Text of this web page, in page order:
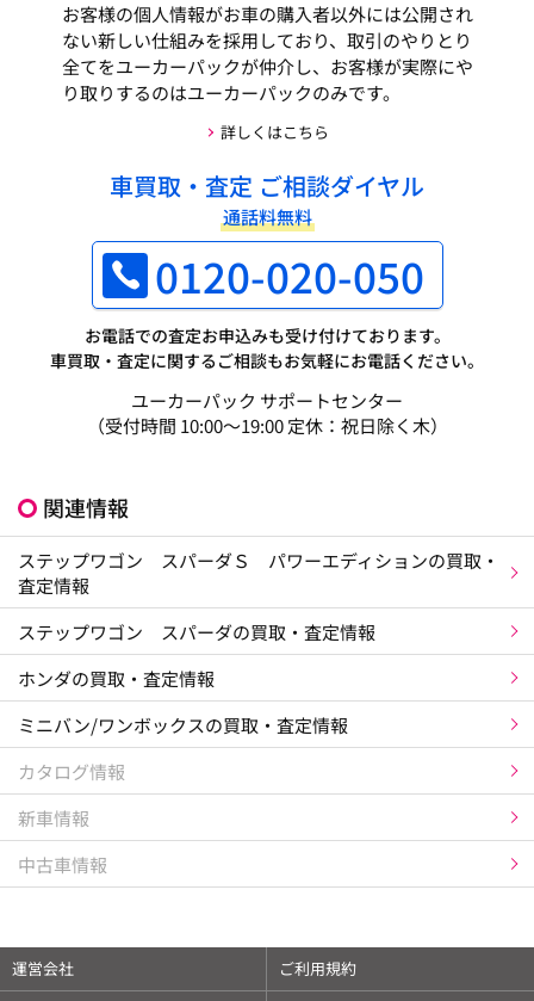
お客様の個人情報がお車の購入者以外には公開され
ない新しい仕組みを採用しており、取引のやりとり
全てをユーカーパックが仲介し、お客様が実際にや
り取りするのはユーカーパックのみです。
詳しくはこちら
車買取・査定 ご相談ダイヤル
通話料無料
0120-020-050
お電話での査定お申込みも受け付けております。
車買取・査定に関するご相談もお気軽にお電話ください。
ユーカーパック サポートセンター
（受付時間 10:00～19:00 定休：祝日除く木）
関連情報
ステップワゴン スパーダＳ パワーエディションの買取・
査定情報
ステップワゴン スパーダの買取・査定情報
ホンダの買取・査定情報
ミニバン/ワンボックスの買取・査定情報
カタログ情報
新車情報
中古車情報
運営会社 ご利用規約